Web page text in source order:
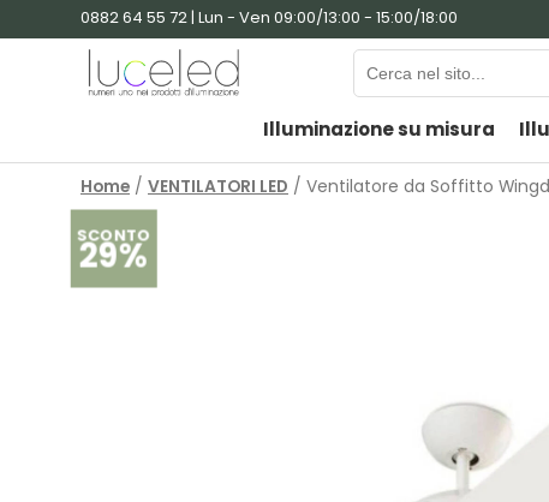
0882 64 55 72 | Lun - Ven 09:00/13:00 - 15:00/18:00
Illuminazione su misura
Home / VENTILATORI LED / Ventilatore da Soffitto
SCONTO
29%